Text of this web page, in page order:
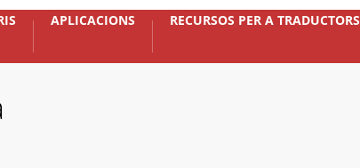
APLICACIONS RECURSOS PER A TRADUCTORS